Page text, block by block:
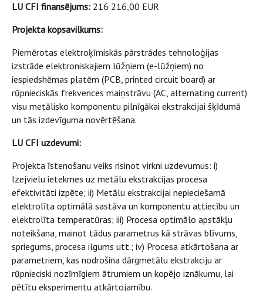
LU CFI finansējums: 216 216,00 EUR
Projekta kopsavilkums:
Piemērotas elektroķīmiskās pārstrādes tehnoloģijas
izstrāde elektroniskajiem lūžņiem (e-lūžņiem) no
iespiedshēmas platēm (PCB, printed circuit board) ar
rūpnieciskās frekvences maiņstrāvu (AC, alternating current)
visu metālisko komponentu pilnīgākai ekstrakcijai šķīdumā
un tās izdevīguma novērtēšana.
LU CFI uzdevumi:
Projekta īstenošanu veiks risinot virkni uzdevumus: i)
Izejvielu ietekmes uz metālu ekstrakcijas procesa
efektivitāti izpēte; ii) Metālu ekstrakcijai nepieciešamā
elektrolīta optimālā sastāva un komponentu attiecību un
elektrolīta temperatūras; iii) Procesa optimālo apstākļu
noteikšana, mainot tādus parametrus kā strāvas blīvums,
spriegums, procesa ilgums utt.; iv) Procesa atkārtošana ar
parametriem, kas nodrošina dārgmetālu ekstrakciju ar
rūpnieciski nozīmīgiem ātrumiem un kopējo iznākumu, lai
pētītu eksperimentu atkārtojamību.